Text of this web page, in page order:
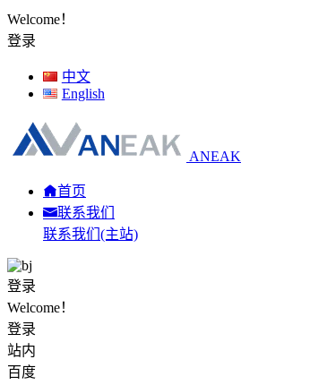
Welcome！
登录
中文
English
ANEAK
首页
联系我们
联系我们(主站)
登录
Welcome！
登录
站内
百度